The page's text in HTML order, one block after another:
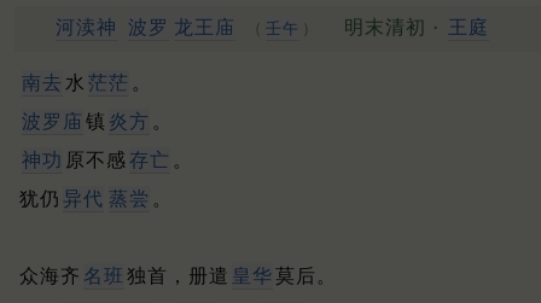
河渎神 波罗 龙王庙 （ 壬午 ） 明末清初 · 王庭
南去 水 茫茫 。
波罗庙 镇 炎方 。
神功 原不感 存亡 。
犹仍 异代 蒸尝 。
众海齐 名班 独首，册遣 皇华莫后。